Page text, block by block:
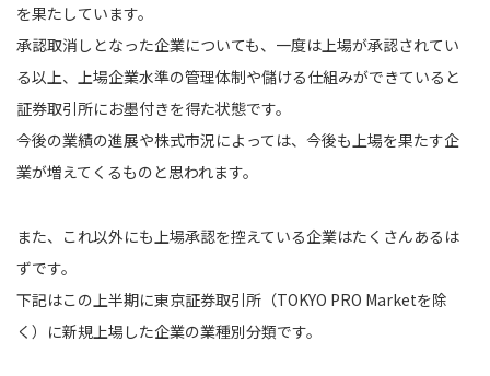
を果たしています。
承認取消しとなった企業についても、一度は上場が承認されてい
る以上、上場企業水準の管理体制や儲ける仕組みができていると
証券取引所にお墨付きを得た状態です。
今後の業績の進展や株式市況によっては、今後も上場を果たす企
業が増えてくるものと思われます。
また、これ以外にも上場承認を控えている企業はたくさんあるは
ずです。
下記はこの上半期に東京証券取引所（TOKYO PRO Marketを除
く）に新規上場した企業の業種別分類です。